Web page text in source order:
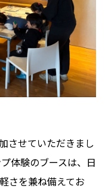
させていただきまし
体験のブースは、日
さを兼ね備えてお